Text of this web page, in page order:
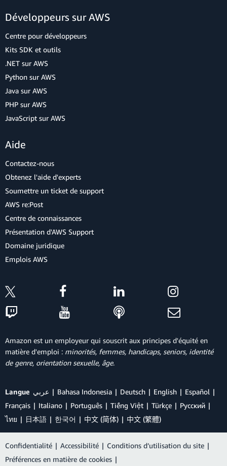
Développeurs sur AWS
Centre pour développeurs
Kits SDK et outils
.NET sur AWS
Python sur AWS
Java sur AWS
PHP sur AWS
JavaScript sur AWS
Aide
Contactez-nous
Obtenez l'aide d'experts
Soumettre un ticket de support
AWS re:Post
Centre de connaissances
Présentation d'AWS Support
Domaine juridique
Emplois AWS
Amazon est un employeur qui souscrit aux principes d'équité en
matière d'emploi : minorités, femmes, handicaps, seniors, identité
de genre, orientation sexuelle, âge.
Langue عربي Bahasa Indonesia Deutsch English
Español
Français
Italiano Português Tiếng Việt Türkçe
Ρусский
ไทย
日本語 한국어 中文 (简体) 中文 (繁體)
Confidentialité | Accessibilité | Conditions d’utilisation du site |
Préférences en matière de cookies |